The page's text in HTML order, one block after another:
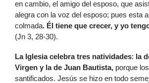
en cambio, el amigo del esposo, que
alegra con la voz del esposo; pues esta
colmada. Él tiene que crecer, y yo
(Jn 3, 28-30).
La Iglesia celebra tres natividades: la
Virgen y la de Juan Bautista, porque
santificados. Jesús se hizo en todo